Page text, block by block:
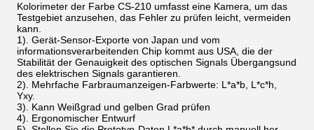
Kolorimeter der Farbe CS-210 umfasst eine Kamera, um das
Testgebiet anzusehen, das Fehler zu prüfen leicht, vermeiden
kann.
1). Gerät-Sensor-Exporte von Japan und vom
informationsverarbeitenden Chip kommt aus USA, die der
Stabilität der Genauigkeit des optischen Signals Übergangsund
des elektrischen Signals garantieren.
2). Mehrfache Farbraumanzeigen-Farbwerte: L*a*b, L*c*h,
Yxy.
3). Kann Weißgrad und gelben Grad prüfen
4). Ergonomischer Entwurf